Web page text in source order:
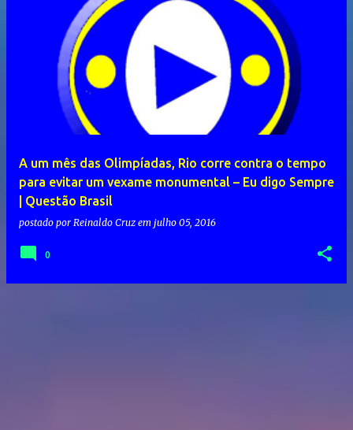
A um mês das Olimpíadas, Rio corre contra o tempo
para evitar um vexame monumental – Eu digo Sempre
| Questão Brasil
postado por Reinaldo Cruz em julho 05, 2016
0